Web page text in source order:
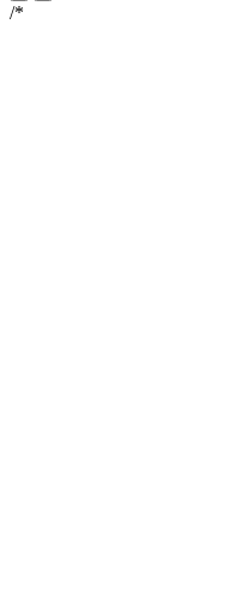
/*